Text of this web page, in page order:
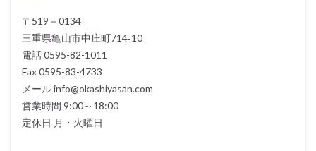
〒519－0134
三重県亀山市中庄町714‐10
電話 0595-82-1011
Fax 0595-83-4733
メール info@okashiyasan.com
営業時間 9:00～18:00
定休日 月・火曜日